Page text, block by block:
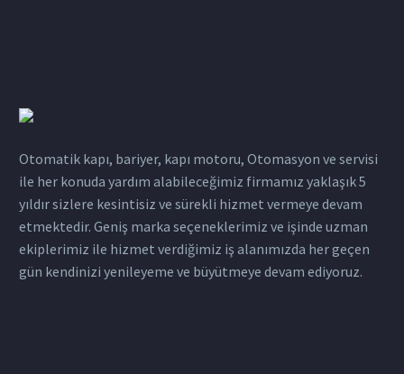
Otomatik kapı, bariyer, kapı motoru, Otomasyon ve servisi
ile her konuda yardım alabileceğimiz firmamız yaklaşık 5
yıldır sizlere kesintisiz ve sürekli hizmet vermeye devam
etmektedir. Geniş marka seçeneklerimiz ve işinde uzman
ekiplerimiz ile hizmet verdiğimiz iş alanımızda her geçen
gün kendinizi yenileyeme ve büyütmeye devam ediyoruz.